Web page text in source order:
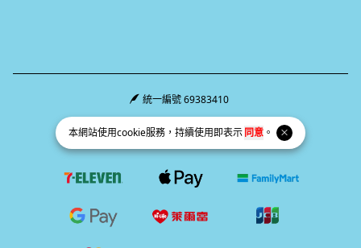
本網站使用cookie服務，持續使用即表示同意 。
統一編號 69383410
Facebook pageInstagram page
Line page